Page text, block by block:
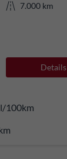
7.000 km
Details
100km